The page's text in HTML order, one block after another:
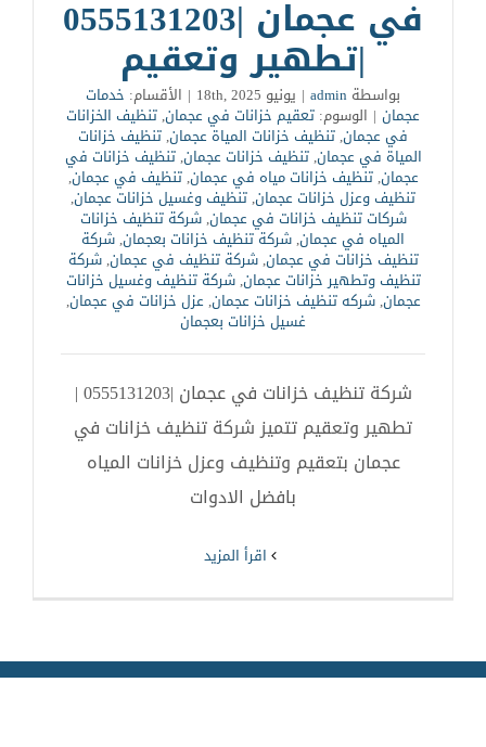
في عجمان |0555131203
|تطهير وتعقيم
بواسطة admin
| يونيو 18th, 2025 | الأقسام: خدمات
عجمان | الوسوم: تعقيم خزانات في عجمان,تنظيف الخزانات
في عجمان,تنظيف خزانات المياة عجمان,تنظيف خزانات
المياة في عجمان,تنظيف خزانات عجمان,تنظيف خزانات في
عجمان,تنظيف خزانات مياه في عجمان,تنظيف في عجمان,
تنظيف وعزل خزانات عجمان,تنظيف وغسيل خزانات عجمان,
شركات تنظيف خزانات في عجمان,شركة تنظيف خزانات
المياه في عجمان,شركة تنظيف خزانات بعجمان,شركة
تنظيف خزانات في عجمان,شركة تنظيف في عجمان,شركة
تنظيف وتطهير خزانات عجمان,شركة تنظيف وغسيل خزانات
عجمان,شركه تنظيف خزانات عجمان,عزل خزانات في عجمان,
غسيل خزانات بعجمان
شركة تنظيف خزانات في عجمان |0555131203 |
تطهير وتعقيم تتميز شركة تنظيف خزانات في
عجمان بتعقيم وتنظيف وعزل خزانات المياه
بافضل الادوات